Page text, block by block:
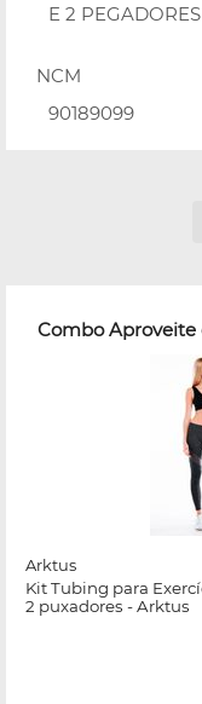
E 2 PEGADORES
NCM
90189099
Combo
Arktus
Kit Tubing para
2 puxadores - Arktus